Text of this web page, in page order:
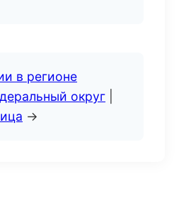
в регионе
округ
→